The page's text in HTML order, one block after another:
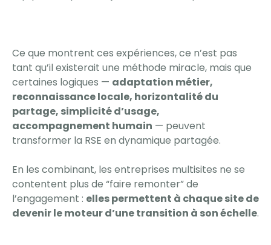
Ce que montrent ces expériences, ce n’est pas
tant qu’il existerait une méthode miracle, mais que
certaines logiques — adaptation métier,
reconnaissance locale, horizontalité du
partage, simplicité d’usage,
accompagnement humain — peuvent
transformer la RSE en dynamique partagée.
En les combinant, les entreprises multisites ne se
contentent plus de “faire remonter” de
l’engagement : elles permettent à chaque site de
devenir le moteur d’une transition à son échelle.